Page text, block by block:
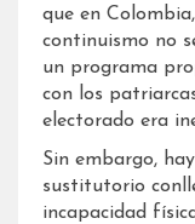
que en
continuismo no
un programa
con los
electorado era
Sin embargo,
sustitutorio
incapacidad